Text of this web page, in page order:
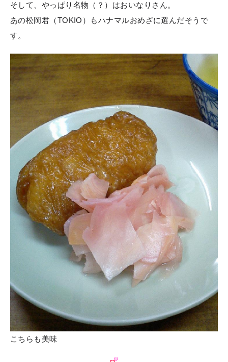
そして、やっぱり名物（？）はおいなりさん。
あの松岡君（TOKIO）もハナマルおめざに選んだそうで
す。
こちらも美味